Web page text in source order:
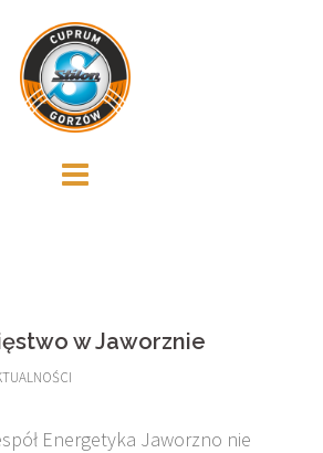
w Jaworznie
Energetyka Jaworzno nie